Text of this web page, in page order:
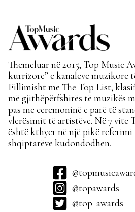
Themeluar në 2015, Top Music
kurrizore” e kanaleve muzikore
Fillimisht me The Top List,
më gjithëpërfshirës të muzikës
pas me ceremoninë e parë të
vlerësimit të artistëve. Në 7 vite
është kthyer në një pikë referimi
shqiptarëve kudondodhen.
@topawards
@top_awards